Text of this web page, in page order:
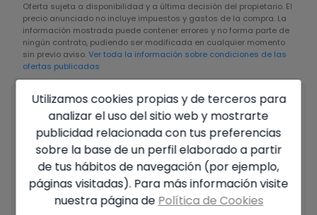
Oferta sujeta a disponibilidad y a última decisión del propietario. El
precio anunciado no incluye impuestos y gastos de la compra. La
información mostrada puede contener errores y no forma parte de
ningún contrato, pudiendo ser modificada en cualquier momento
sin previo aviso.Ver toda la información sobre condiciones de las
ofertas publicadas
Tu nombre completo*
Tu email*
Utilizamos cookies propias y de terceros para
analizar el uso del sitio web y mostrarte
publicidad relacionada con tus preferencias
sobre la base de un perfil elaborado a partir
de tus hábitos de navegación (por ejemplo,
páginas visitadas). Para más información visite
nuestra página de Política de Cookies